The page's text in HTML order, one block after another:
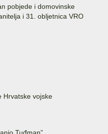
pobjede i domovinske
i 31. obljetnica VRO
Hrvatske vojske